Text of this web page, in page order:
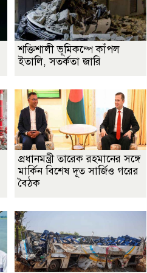
শক্তিশালী ভূমিকম্পে কাঁপল
ইতালি, সতর্কতা জারি
প্রধানমন্ত্রী তারেক রহমানের সঙ্গে
মার্কিন বিশেষ দূত সার্জিও গরের
বৈঠক